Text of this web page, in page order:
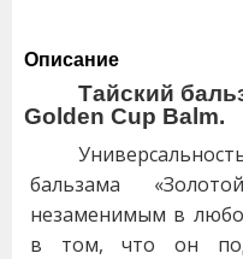
Описание
Тайский
Golden Cup Balm.
бальзама
незаменимым в
в том, что он